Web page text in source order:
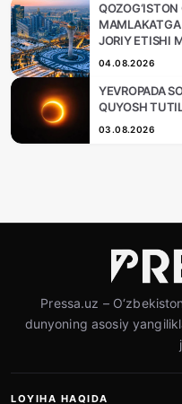
JORIY ETISHI
04.08.2026
YEVROPADA
QUYOSH
03.08.2026
Pressa.uz –
dunyoning asosiy
LOYIHA HAQIDA